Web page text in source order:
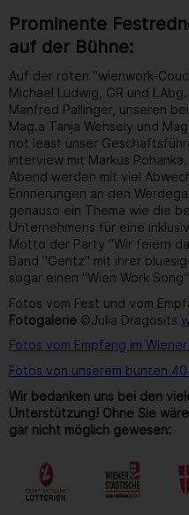
Prominente
auf der Bühne:
Auf der roten "wienwork-
Michael Ludwig, GR und
Manfred Pallinger, unseren
Mag.a Tanja Wehsely und
not least unser
Interview mit Markus
Abend werden mit viel
Erinnerungen an den
genauso ein Thema wie die
Unternehmens für eine
Motto der Party "Wir feiern
Band "Gentz" mit ihrer
sogar einen "Wien Work
Fotos vom Fest und vom
Fotogalerie ©Julia Dragosits
Fotos vom Empfang im
Fotos von unserem bunten
Wir bedanken uns bei den
Unterstützung! Ohne Sie
gar nicht möglich gewesen: